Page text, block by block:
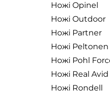
Ножі Opinel
Ножі Outdoor
Ножі Partner
Ножі Peltonen
Ножі Pohl
Ножі Real Avid
Ножі Rondell